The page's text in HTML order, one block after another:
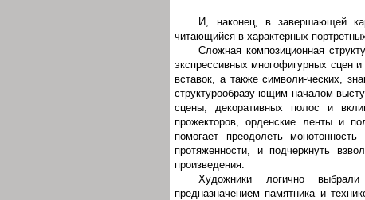
И, наконец, в завершающей
читающийся в характерных
Сложная композиционная
экспрессивных многофигурных сцен
вставок, а также символи-ческих,
структурообразу-ющим началом
сцены, декоративных полос и
прожекторов, орденские ленты и
помогает преодолеть
протяженности, и подчеркнуть
произведения.
Художники логично выбрали
предназначением памятника и